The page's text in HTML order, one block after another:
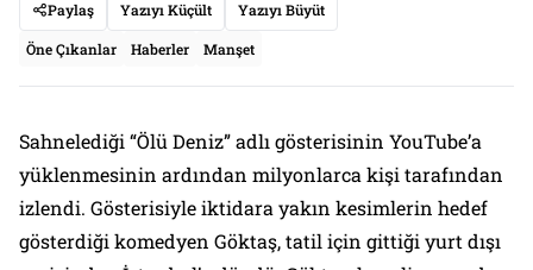
Paylaş
Yazıyı Küçült Yazıyı Büyüt
Öne Çıkanlar Haberler Manşet
Sahnelediği“Ölü Deniz”adlı gösterisinin YouTube’a
yüklenmesinin ardından milyonlarca kişi tarafından
izlendi. Gösterisiyle iktidara yakın kesimlerin hedef
gösterdiği komedyen Göktaş, tatil için gittiği yurt dışı